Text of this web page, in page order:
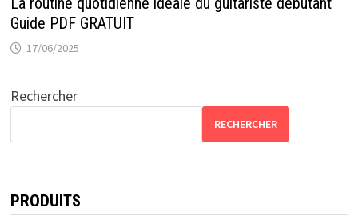
Guide PDF GRATUIT
17/06/2025
Rechercher
RECHERCHER
PRODUITS